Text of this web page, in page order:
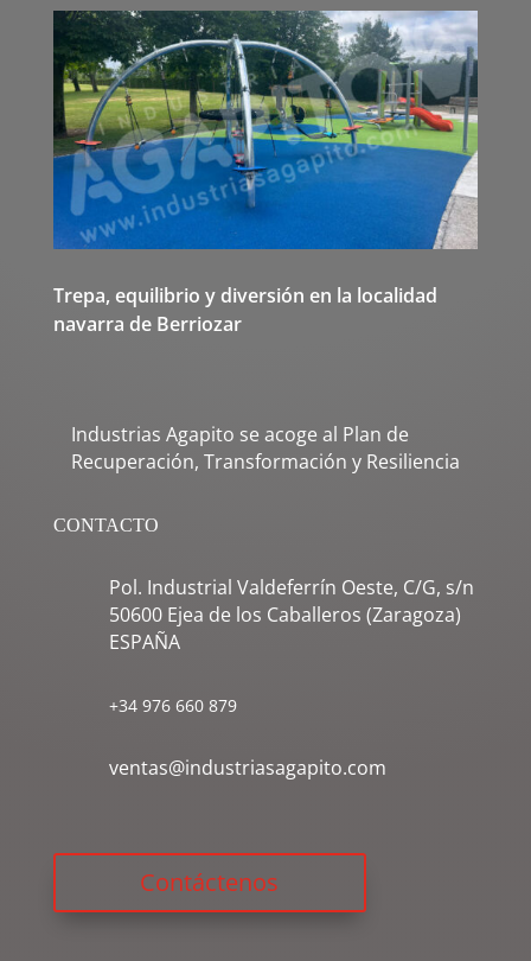
Trepa, equilibrio y diversión en la localidad
navarra de Berriozar
Industrias Agapito se acoge al Plan de
Recuperación, Transformación y Resiliencia
CONTACTO
Pol. Industrial Valdeferrín Oeste, C/G, s/n
50600 Ejea de los Caballeros (Zaragoza)
ESPAÑA
+34 976 660 879
ventas@industriasagapito.com
Contáctenos